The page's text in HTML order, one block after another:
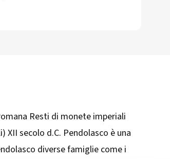
Resti di monete imperiali
secolo d.C. Pendolasco è una
diverse famiglie come i